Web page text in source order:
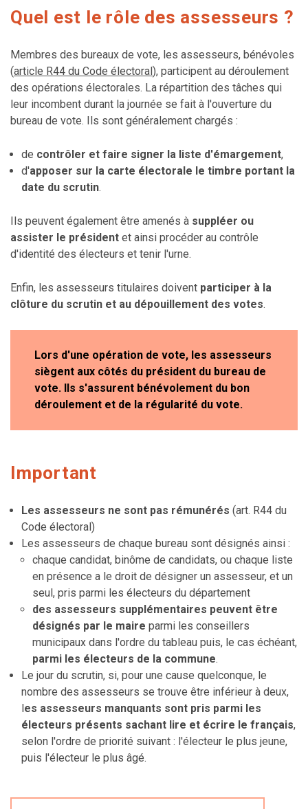
Quel est le rôle des assesseurs ?
Membres des bureaux de vote, les assesseurs, bénévoles
(article R44 du Code électoral), participent au déroulement
des opérations électorales. La répartition des tâches qui
leur incombent durant la journée se fait à l'ouverture du
bureau de vote. Ils sont généralement chargés :
de contrôler et faire signer la liste d'émargement,
d'apposer sur la carte électorale le timbre portant la
date du scrutin.
Ils peuvent également être amenés à suppléer ou
assister le président et ainsi procéder au contrôle
d'identité des électeurs et tenir l'urne.
Enfin, les assesseurs titulaires doivent participer à la
clôture du scrutin et au dépouillement des votes.
Lors d'une opération de vote, les assesseurs
siègent aux côtés du président du bureau de
vote. Ils s'assurent bénévolement du bon
déroulement et de la régularité du vote.
Important
Les assesseurs ne sont pas rémunérés (art. R44 du
Code électoral)
Les assesseurs de chaque bureau sont désignés ainsi :
chaque candidat, binôme de candidats, ou chaque liste
en présence a le droit de désigner un assesseur, et un
seul, pris parmi les électeurs du département
des assesseurs supplémentaires peuvent être
désignés par le maire parmi les conseillers
municipaux dans l'ordre du tableau puis, le cas échéant,
parmi les électeurs de la commune.
Le jour du scrutin, si, pour une cause quelconque, le
nombre des assesseurs se trouve être inférieur à deux,
les assesseurs manquants sont pris parmi les
électeurs présents sachant lire et écrire le français,
selon l'ordre de priorité suivant : l'électeur le plus jeune,
puis l'électeur le plus âgé.